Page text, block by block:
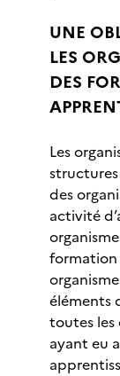
UNE
LES
DES
Les
des
activité
formation
éléments
toutes les
ayant eu